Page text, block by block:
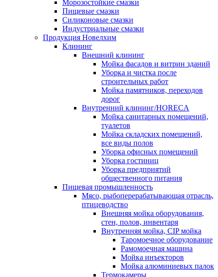
Морозостойкие смазки
Пищевые смазки
Силиконовые смазки
Индустриальные смазки
Продукция Новелхим
Клининг
Внешний клининг
Мойка фасадов и витрин зданий
Уборка и чистка после
строительных работ
Мойка памятников, переходов
дорог
Внутренний клининг/HORECA
Мойка санитарных помещений,
туалетов
Мойка складских помещений,
все виды полов
Уборка офисных помещений
Уборка гостиниц
Уборка предприятий
общественного питания
Пищевая промышленность
Мясо, рыбоперерабатывающая отрасль,
птицеводство
Внешняя мойка оборудования,
стен, полов, инвентаря
Внутренняя мойка, CIP мойка
Таромоечное оборудование
Рамомоечная машина
Мойка инъекторов
Мойка алюминиевых палок
Термокамеры